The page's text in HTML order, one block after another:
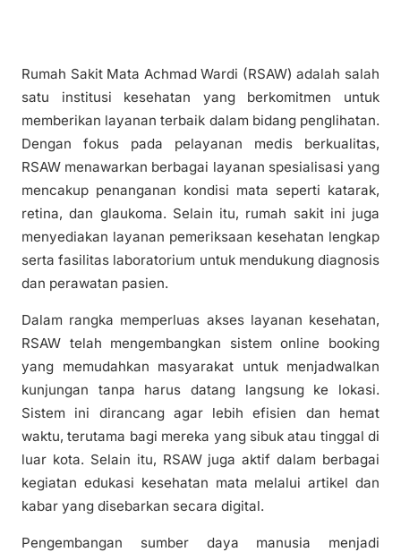
Rumah Sakit Mata Achmad Wardi (RSAW) adalah salah
satu institusi kesehatan yang berkomitmen untuk
memberikan layanan terbaik dalam bidang penglihatan.
Dengan fokus pada pelayanan medis berkualitas,
RSAW menawarkan berbagai layanan spesialisasi yang
mencakup penanganan kondisi mata seperti katarak,
retina, dan glaukoma. Selain itu, rumah sakit ini juga
menyediakan layanan pemeriksaan kesehatan lengkap
serta fasilitas laboratorium untuk mendukung diagnosis
dan perawatan pasien.
Dalam rangka memperluas akses layanan kesehatan,
RSAW telah mengembangkan sistem online booking
yang memudahkan masyarakat untuk menjadwalkan
kunjungan tanpa harus datang langsung ke lokasi.
Sistem ini dirancang agar lebih efisien dan hemat
waktu, terutama bagi mereka yang sibuk atau tinggal di
luar kota. Selain itu, RSAW juga aktif dalam berbagai
kegiatan edukasi kesehatan mata melalui artikel dan
kabar yang disebarkan secara digital.
Pengembangan sumber daya manusia menjadi